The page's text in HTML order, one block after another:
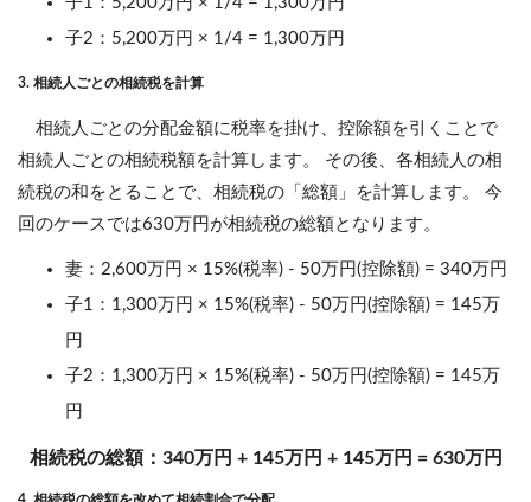
子2：5,200万円 × 1/4 = 1,300万円
3. 相続人ごとの相続税を計算
相続人ごとの分配金額に税率を掛け、控除額を引くことで
相続人ごとの相続税額を計算します。 その後、各相続人の相
続税の和をとることで、相続税の「総額」を計算します。 今
回のケースでは630万円が相続税の総額となります。
妻：2,600万円 × 15%(税率) - 50万円(控除額) = 340万円
子1：1,300万円 × 15%(税率) - 50万円(控除額) = 145万
円
子2：1,300万円 × 15%(税率) - 50万円(控除額) = 145万
円
相続税の総額：340万円 + 145万円 + 145万円 = 630万円